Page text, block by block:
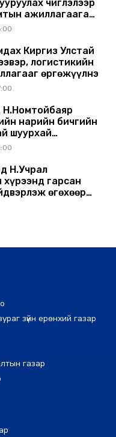
чиглэлээр
ажиллагаагаа
санал солилцлоо
Киргиз Улстай
логистикийн
өргөжүүлнэ
нарийн бичгийн
шуурхай
Н.Учрал
гарсан
өгөхөөр
зүйн ерөнхий газар
газар